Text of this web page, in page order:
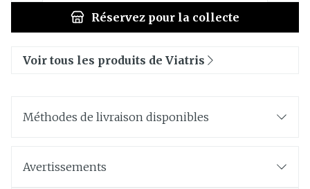
Réservez pour la collecte
Voir tous les produits de Viatris
Méthodes de livraison disponibles
Avertissements